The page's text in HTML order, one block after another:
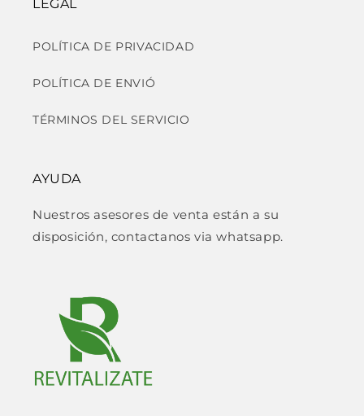
LEGAL
POLÍTICA DE PRIVACIDAD
POLÍTICA DE ENVIÓ
TÉRMINOS DEL SERVICIO
AYUDA
Nuestros asesores de venta están a su
disposición, contactanos via whatsapp.